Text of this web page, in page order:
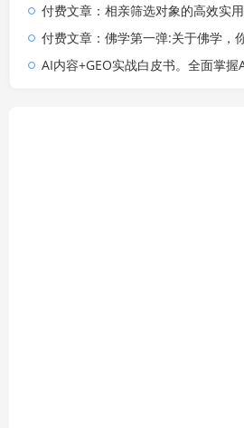
付费文章：相亲筛选对象的高效实用策略，全程落地
付费文章：佛学第一弹:关于佛学，
AI内容+GEO实战白皮书。全面掌握AI